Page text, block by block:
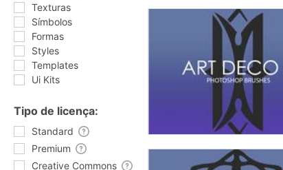
Texturas
Símbolos
Formas
Styles
Templates
Ui Kits
Tipo de licença:
Standard
Premium
Creative Commons